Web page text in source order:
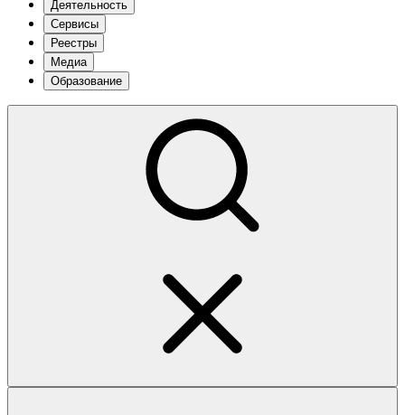
Деятельность
Сервисы
Реестры
Медиа
Образование